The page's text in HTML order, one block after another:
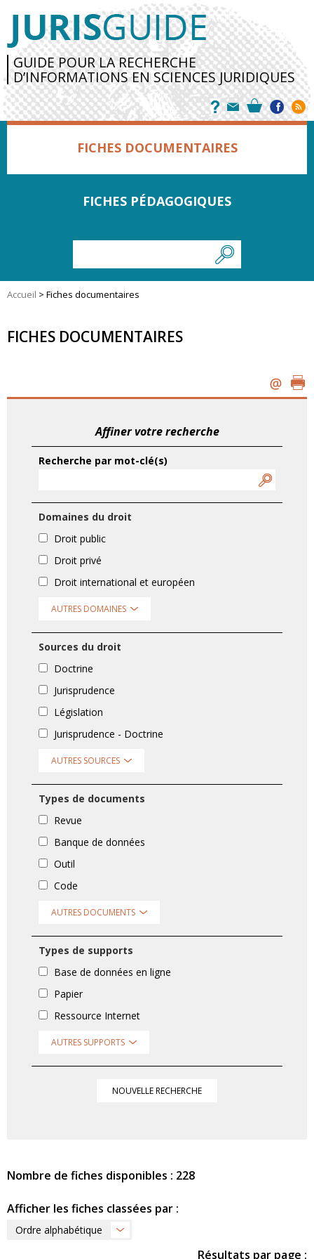
GUIDE POUR LA RECHERCHE
D’INFORMATIONS EN SCIENCES JURIDIQUES
FICHES DOCUMENTAIRES
FICHES PÉDAGOGIQUES
Accueil > Fiches documentaires
FICHES DOCUMENTAIRES
Affiner votre recherche
Recherche par mot-clé(s)
Domaines du droit
Droit public
Droit privé
Droit international et européen
AUTRES DOMAINES
Sources du droit
Doctrine
Jurisprudence
Législation
Jurisprudence - Doctrine
AUTRES SOURCES
Types de documents
Revue
Banque de données
Outil
Code
AUTRES DOCUMENTS
Types de supports
Base de données en ligne
Papier
Ressource Internet
AUTRES SUPPORTS
NOUVELLE RECHERCHE
Nombre de fiches disponibles : 228
Afficher les fiches classées par :
Ordre alphabétique
Résultats par page :